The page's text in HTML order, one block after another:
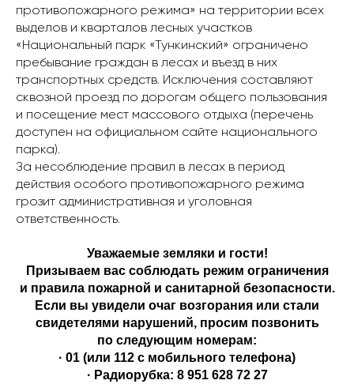
противопожарного режима» на территории всех
выделов и кварталов лесных участков
«Национальный парк «Тункинский» ограничено
пребывание граждан в лесах и въезд в них
транспортных средств. Исключения составляют
сквозной проезд по дорогам общего пользования
и посещение мест массового отдыха (перечень
доступен на официальном сайте национального
парка).
За несоблюдение правил в лесах в период
действия особого противопожарного режима
грозит административная и уголовная
ответственность.
Уважаемые земляки и гости!
Призываем вас соблюдать режим ограничения
и правила пожарной и санитарной безопасности.
Если вы увидели очаг возгорания или стали
свидетелями нарушений, просим позвонить
по следующим номерам:
· 01 (или 112 с мобильного телефона)
· Радиорубка: 8 951 628 72 27